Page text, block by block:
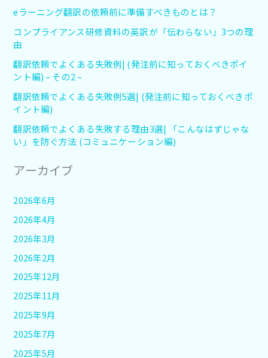
eラーニング翻訳の依頼前に準備すべきものとは？
コンプライアンス研修資料の英訳が「伝わらない」3つの理
由
翻訳依頼でよくある失敗例| (発注前に知っておくべきポイ
ント編) – その2 –
翻訳依頼でよくある失敗例5選| (発注前に知っておくべきポ
イント編)
翻訳依頼でよくある失敗する理由3選| 「こんなはずじゃな
い」を防ぐ方法 (コミュニケーション編)
アーカイブ
2026年6月
2026年4月
2026年3月
2026年2月
2025年12月
2025年11月
2025年9月
2025年7月
2025年5月